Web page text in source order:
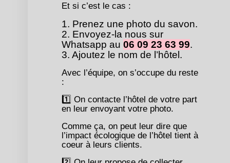
Et si c’est le cas :
1. Prenez une photo du savon.
2. Envoyez-la nous sur
Whatsapp au 06 09 23 63 99.
3. Ajoutez le nom de l’hôtel.
Avec l’équipe, on s’occupe du reste
:
1️⃣ On contacte l’hôtel de votre part
en leur envoyant votre photo.
Comme ça, on peut leur dire que
l’impact écologique de l’hôtel tient à
coeur à leurs clients.